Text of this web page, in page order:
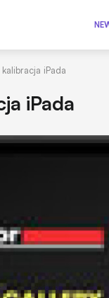
iPada
iPada